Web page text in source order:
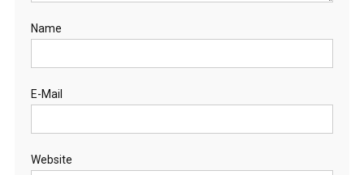
Name
E-Mail
Website